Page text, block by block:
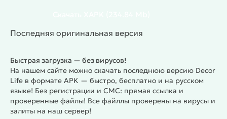
Уровни открывают дополнительные предметы.
комнаты добавляют разнообразие задач.
Сложность растёт постепенно. Особенности:
Симулятор дизайна интерьера
Свободная расстановка мебели
Большой выбор декоративных элементов
Последняя оригинальная версия
Быстрая загрузка — без вирусов!
На нашем сайте можно скачать последнюю версию Decor
Life в формате APK — быстро, бесплатно и на русском
языке! Без регистрации и СМС: прямая ссылка и
проверенные файлы! Все файллы проверены на вирусы и
залиты на наш сервер!